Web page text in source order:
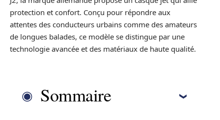
protection et confort. Conçu pour répondre aux
attentes des conducteurs urbains comme des amateurs
de longues balades, ce modèle se distingue par une
technologie avancée et des matériaux de haute qualité.
Sommaire